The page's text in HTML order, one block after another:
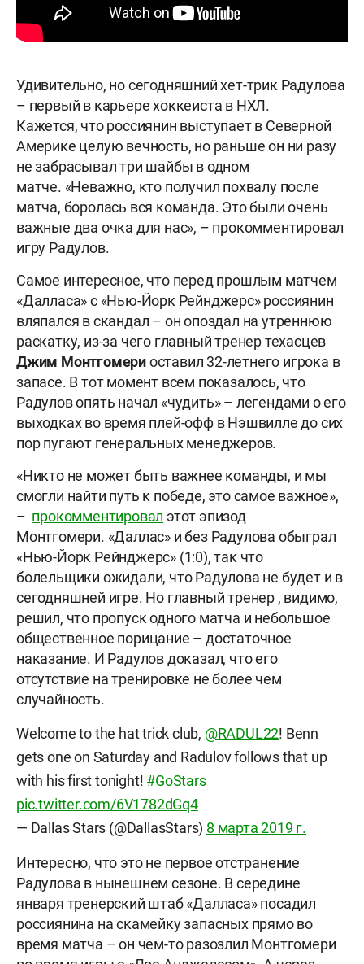
Удивительно, но сегодняшний хет-трик Радулова
– первый в карьере хоккеиста в НХЛ.
Кажется, что россиянин выступает в Северной
Америке целую вечность, но раньше он ни разу
не забрасывал три шайбы в одном
матче. «Неважно, кто получил похвалу после
матча, боролась вся команда. Это были очень
важные два очка для нас», – прокомментировал
игру Радулов.
Самое интересное, что перед прошлым матчем
«Далласа» с «Нью-Йорк Рейнджерс» россиянин
вляпался в скандал – он опоздал на утреннюю
раскатку, из-за чего главный тренер техасцев
Джим Монтгомериоставил 32-летнего игрока в
запасе. В тот момент всем показалось, что
Радулов опять начал «чудить» – легендами о его
выходках во время плей-офф в Нэшвилле до сих
пор пугают генеральных менеджеров.
«Никто не может быть важнее команды, и мы
смогли найти путь к победе, это самое важное»,
– прокомментировал этот эпизод
Монтгомери. «Даллас» и без Радулова обыграл
«Нью-Йорк Рейнджерс» (1:0), так что
болельщики ожидали, что Радулова не будет и в
сегодняшней игре. Но главный тренер , видимо,
решил, что пропуск одного матча и небольшое
общественное порицание – достаточное
наказание. И Радулов доказал, что его
отсутствие на тренировке не более чем
случайность.
Welcome to the hat trick club, @RADUL22! Benn
gets one on Saturday and Radulov follows that up
with his first tonight! #GoStars
pic.twitter.com/6V1782dGq4
— Dallas Stars (@DallasStars) 8 марта 2019 г.
Интересно, что это не первое отстранение
Радулова в нынешнем сезоне. В середине
января тренерский штаб «Далласа» посадил
россиянина на скамейку запасных прямо во
время матча – он чем-то разозлил Монтгомери